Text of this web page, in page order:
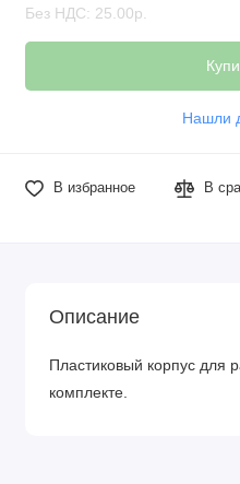
Без НДС: 25.00р.
Нашли
В избранное В
Описание
Пластиковый корпус для
комплекте.